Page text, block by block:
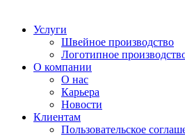
Услуги
Швейное производство
Логотипное
О компании
О нас
Карьера
Новости
Клиентам
Пользовательское